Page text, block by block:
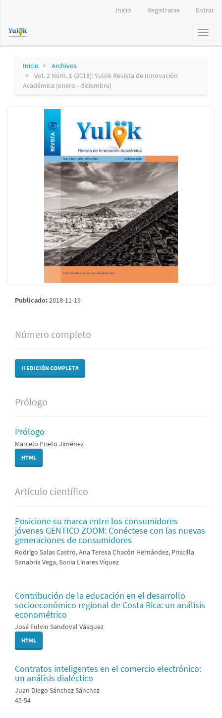
principal
Inicio Registrarse Entrar
Toggle
Inicio
Archivos
Vol. 2 Núm. 1 (2018): Yulök Revista de Innovación
Académica (enero - diciembre)
Publicado:2018-11-19
Número completo
II EDICIÓN COMPLETA
Prólogo
Prólogo
Marcelo Prieto Jiménez
HTML
Artículo científico
Posicione su marca entre los consumidores
jóvenes GENTICO ZOOM: Conéctese con las nuevas
generaciones de consumidores
Rodrigo Salas Castro, Ana Teresa Chacón Hernández, Priscilla
Sanabria Vega, Sonia Linares Víquez
Contribución de la educación en el desarrollo
socioeconómico regional de Costa Rica: un análisis
econométrico
José Fulvio Sandoval Vásquez
HTML
Contratos inteligentes en el comercio electrónico:
un análisis dialéctico
Juan Diego Sánchez Sánchez
45-54